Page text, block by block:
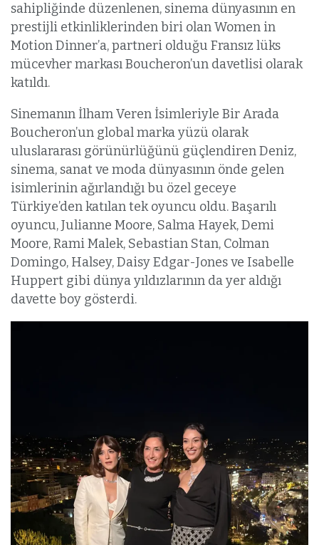
sahipliğinde düzenlenen, sinema dünyasının en
prestijli etkinliklerinden biri olan Women in
Motion Dinner’a, partneri olduğu Fransız lüks
mücevher markası Boucheron’un davetlisi olarak
katıldı.
Sinemanın İlham Veren İsimleriyle Bir Arada
Boucheron’un global marka yüzü olarak
uluslararası görünürlüğünü güçlendiren Deniz,
sinema, sanat ve moda dünyasının önde gelen
isimlerinin ağırlandığı bu özel geceye
Türkiye’den katılan tek oyuncu oldu. Başarılı
oyuncu, Julianne Moore, Salma Hayek, Demi
Moore, Rami Malek, Sebastian Stan, Colman
Domingo, Halsey, Daisy Edgar-Jones ve Isabelle
Huppert gibi dünya yıldızlarının da yer aldığı
davette boy gösterdi.